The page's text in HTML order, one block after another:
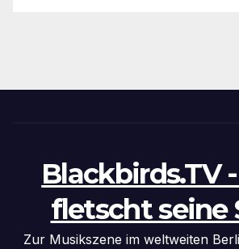
Blackbirds.TV
fletscht seine
Zur Musikszene im weltweiten